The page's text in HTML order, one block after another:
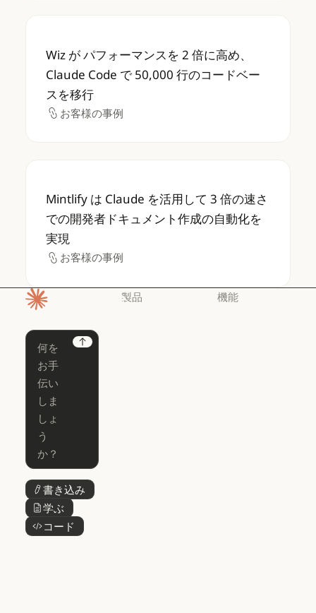
Wiz が パフォーマンスを 2 倍に高め、
Wiz が パフォーマンスを 2 倍に高め、
Claude Code で 50,000 行のコードベー
スを移行
お客様の事例
お客様の事例
Mintlify は Claude を活用して 3 倍の速さで
Mintlify は Claude を活用して 3 倍の速さ
での開発者ドキュメント作成の自動化を
実現
お客様の事例
お客様の事例
Next
書き込み
ボタンテキスト
学ぶ
ボタンテキスト
コード
ボタンテキスト
製品 機能